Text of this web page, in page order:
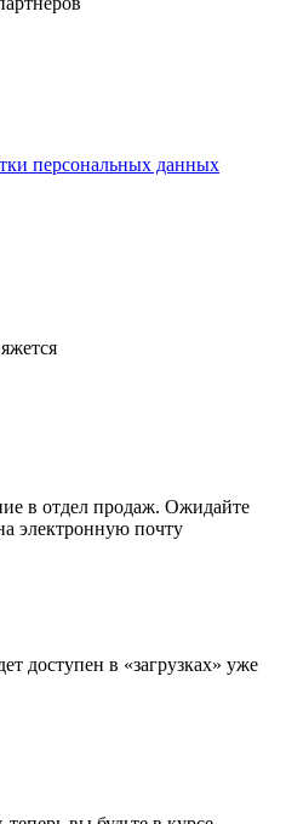
персональных данных
в отдел продаж. Ожидайте
электронную почту
доступен в «загрузках» уже